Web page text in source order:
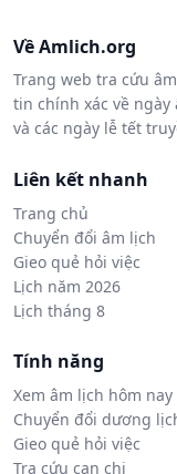
Về Amlich.org
Trang web tra cứu
tin chính xác về ngày
và các ngày lễ tết
Liên kết nhanh
Trang chủ
Chuyển đổi âm lịch
Gieo quẻ hỏi việc
Lịch năm 2026
Lịch tháng 8
Tính năng
Xem âm lịch hôm nay
Chuyển đổi dương
Gieo quẻ hỏi việc
Tra cứu can chi